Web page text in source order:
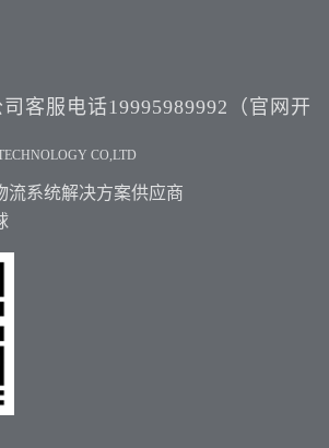
客服电话19995989992（官网开
CO,LTD
流系统解决方案供应商